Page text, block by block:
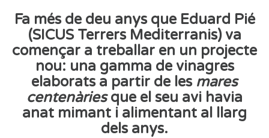
Fa més de deu anys que Eduard Pié
(SICUS Terrers Mediterranis) va
començar a treballar en un projecte
nou: una gamma de vinagres
elaborats a partir de les mares
centenàriesque el seu avi havia
anat mimant i alimentant al llarg
dels anys.